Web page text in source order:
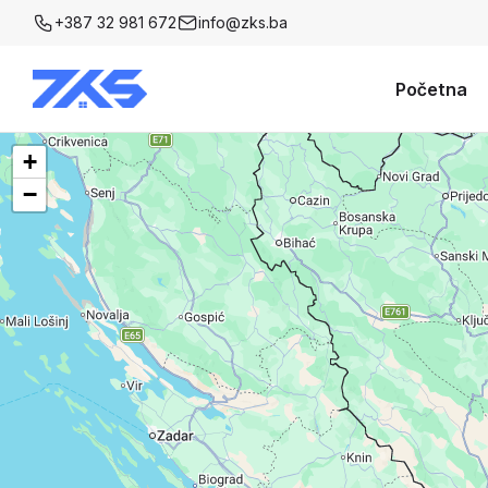
+387 32 981 672 info@zks.ba
Početna
+
−